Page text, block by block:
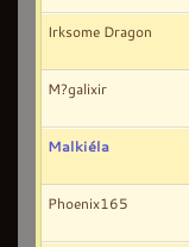
Irksome Dragon
M?galixir
Malkiéla
Phoenix165